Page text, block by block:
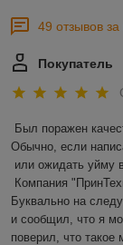
49 отзывов
Покупатель
Был поражен
Обычно, если
Буквально на
и сообщил, что я
поверил, что такое